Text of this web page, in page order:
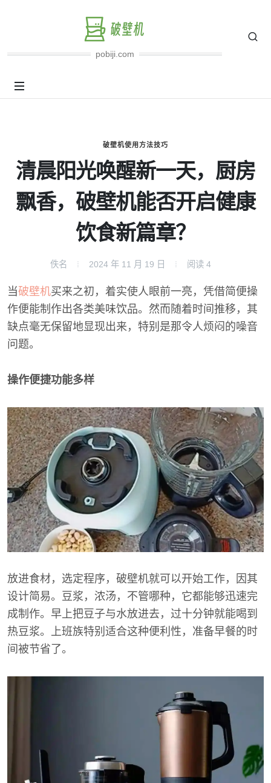
pobiji.com
破壁机使用方法技巧
清晨阳光唤醒新一天，厨房
飘香，破壁机能否开启健康
饮食新篇章？
佚名 2024 年 11 月 19 日 阅读 4
当破壁机买来之初，着实使人眼前一亮，凭借简便操
作便能制作出各类美味饮品。然而随着时间推移，其
缺点毫无保留地显现出来，特别是那令人烦闷的噪音
问题。
操作便捷功能多样
放进食材，选定程序，破壁机就可以开始工作，因其
设计简易。豆浆，浓汤，不管哪种，它都能够迅速完
成制作。早上把豆子与水放进去，过十分钟就能喝到
热豆浆。上班族特别适合这种便利性，准备早餐的时
间被节省了。